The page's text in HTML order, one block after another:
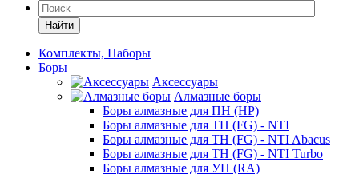
Найти
Комплекты, Наборы
Боры
Аксессуары
Алмазные боры
Боры алмазные для ПН (HP)
Боры алмазные для ТН (FG) - NTI
Боры алмазные для ТН (FG) - NTI Abacus
Боры алмазные для ТН (FG) - NTI Turbo
Боры алмазные для УН (RA)